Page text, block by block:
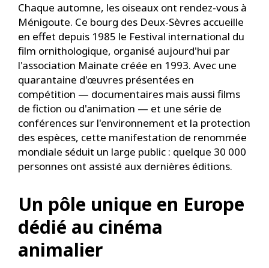
Chaque automne, les oiseaux ont rendez-vous à
Ménigoute. Ce bourg des Deux-Sèvres accueille
en effet depuis 1985 le Festival international du
film ornithologique, organisé aujourd'hui par
l'association Mainate créée en 1993. Avec une
quarantaine d'œuvres présentées en
compétition — documentaires mais aussi films
de fiction ou d'animation — et une série de
conférences sur l'environnement et la protection
des espèces, cette manifestation de renommée
mondiale séduit un large public : quelque 30 000
personnes ont assisté aux dernières éditions.
Un pôle unique en Europe
dédié au cinéma
animalier